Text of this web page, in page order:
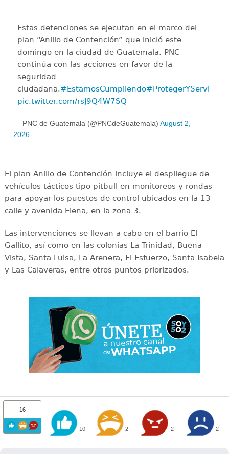
Estas detenciones se ejecutan en el marco del
plan “Anillo de Contención” que inició este
domingo en la ciudad de Guatemala. PNC
continúa con las acciones en favor de la
seguridad
ciudadana.#EstamosCumpliendo#ProtegerYServir
pic.twitter.com/rsJ9Q4W7SQ
— PNC de Guatemala (@PNCdeGuatemala) August 2,
2026
El plan Anillo de Contención incluye el despliegue de
vehículos tácticos tipo pitbull en monitoreos y rondas
para apoyar los puestos de control ubicados en la 13
calle y avenida Elena, en la zona 3.
Las intervenciones se llevan a cabo en el barrio El
Gallito, así como en las colonias La Trinidad, Buena
Vista, Santa Luisa, La Arenera, El Esfuerzo, Santa Isabela
y Las Calaveras, entre otros puntos priorizados.
16
10 2 2 2